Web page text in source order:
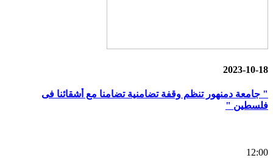
2023-10-18
" جامعة دمنهور تنظم وقفة تضامنية تضامنا مع أشقائنا فى
فلسطين "
12:00